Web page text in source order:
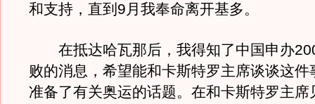
和支持，直到9月我奉命离开基多。
在抵达哈瓦那后，我得知了中国申办
败的消息，希望能和卡斯特罗主席谈谈这件
准备了有关奥运的话题。在和卡斯特罗主席